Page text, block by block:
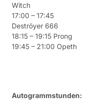
Witch
17:00 – 17:45
Deströyer 666
18:15 – 19:15 Prong
19:45 – 21:00 Opeth
Autogrammstunden: